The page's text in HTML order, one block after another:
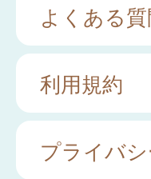
よくある
利用規約
プライバ